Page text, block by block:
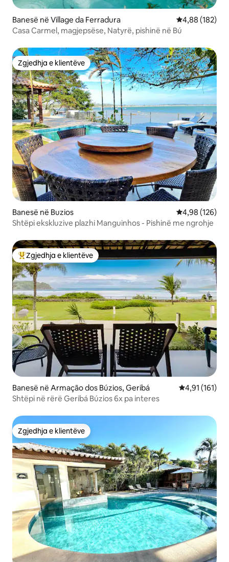
Banesë në Village da Ferradura Vlerësimi
4,88 (182)
Casa Carmel, magjepsëse, Natyrë, pishinë në Bú
Zgjedhja e klientëve
Zgjedhja e klientëve
Banesë në Buzios Vlerësimi
4,98 (126)
Shtëpi ekskluzive plazhi Manguinhos - Pishinë me ngrohje
Më të mirat e zgjedhjeve të klientëve
Zgjedhja e klientëve
Banesë në Armação dos Búzios, Geribá Vlerësimi
4,91 (161)
Shtëpi në rërë Geribá Búzios 6x pa interes
Zgjedhja e klientëve
Zgjedhja e klientëve